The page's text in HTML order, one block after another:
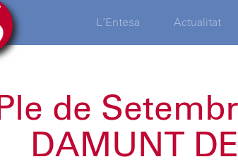
L’Entesa Actualitat
Ple de
DAMUNT